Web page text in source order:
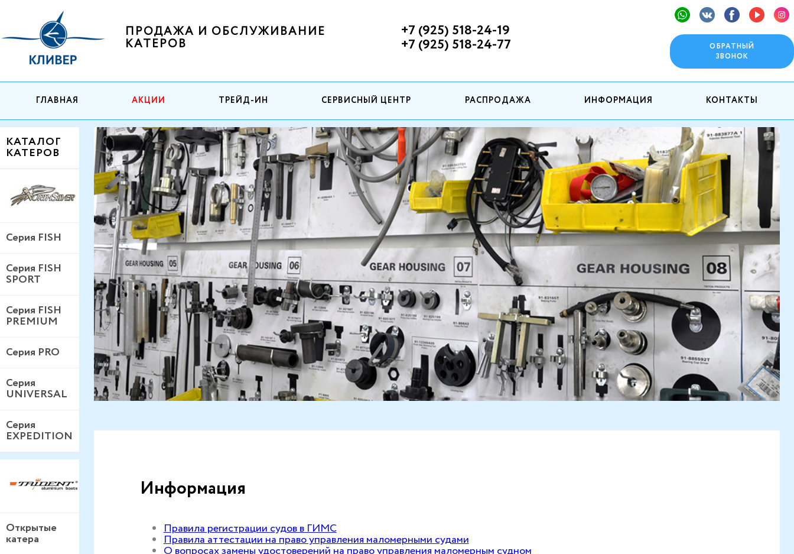
ПРОДАЖА И ОБСЛУЖИВАНИЕ
КАТЕРОВ
+7 (925) 518-24-19
+7 (925) 518-24-77
ОБРАТНЫЙ
ЗВОНОК
ГЛАВНАЯ АКЦИИ ТРЕЙД-ИН СЕРВИСНЫЙ ЦЕНТР РАСПРОДАЖА ИНФОРМАЦИЯ КОНТАКТЫ
КАТАЛОГ
КАТЕРОВ
Серия FISH
Серия FISH
SPORT
Серия FISH
PREMIUM
Серия PRO
Серия
UNIVERSAL
Серия
EXPEDITION
Открытые
катера
Информация
Правила регистрации судов в ГИМС
Правила аттестации на право управления маломерными судами